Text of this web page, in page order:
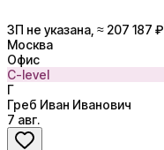
ЗП не указана, ≈ 207 187 ₽
Москва
Офис
C-level
Г
Греб Иван Иванович
7 авг.